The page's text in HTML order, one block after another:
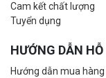
Cam kết chất lượng
Tuyển dụng
HƯỚNG DẪN HỖ
Hướng dẫn mua hàng